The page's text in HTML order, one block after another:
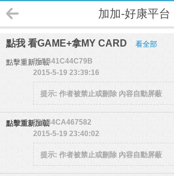
加加-好康平台
點我 看GAME+拿MY CARD 看全部
點擊重新加載555B41C44C79B
2015-5-19 23:39:16
提示: 作者被禁止或刪除 內容自動屏蔽
點擊重新加載555B4CA467582
2015-5-19 23:40:02
提示: 作者被禁止或刪除 內容自動屏蔽